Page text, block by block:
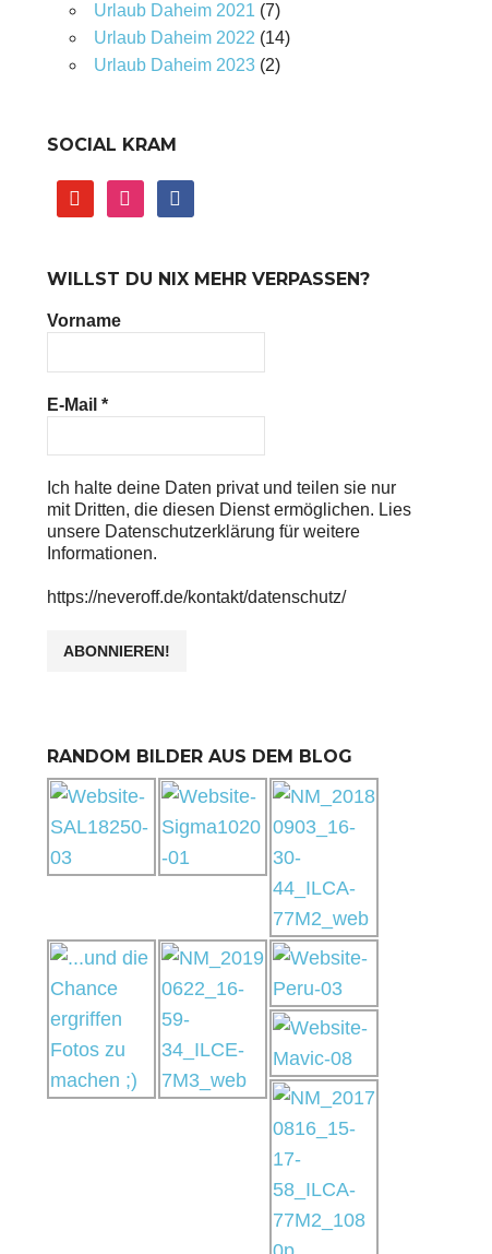
Urlaub Daheim 2021 (7)
Urlaub Daheim 2022 (14)
Urlaub Daheim 2023(2)
SOCIAL KRAM
youtube instagramfacebook
WILLST DU NIX MEHR VERPASSEN?
Vorname
E-Mail *
Ich halte deine Daten privat und teilen sie nur
mit Dritten, die diesen Dienst ermöglichen. Lies
unsere Datenschutzerklärung für weitere
Informationen.
https://neveroff.de/kontakt/datenschutz/
RANDOM BILDER AUS DEM BLOG